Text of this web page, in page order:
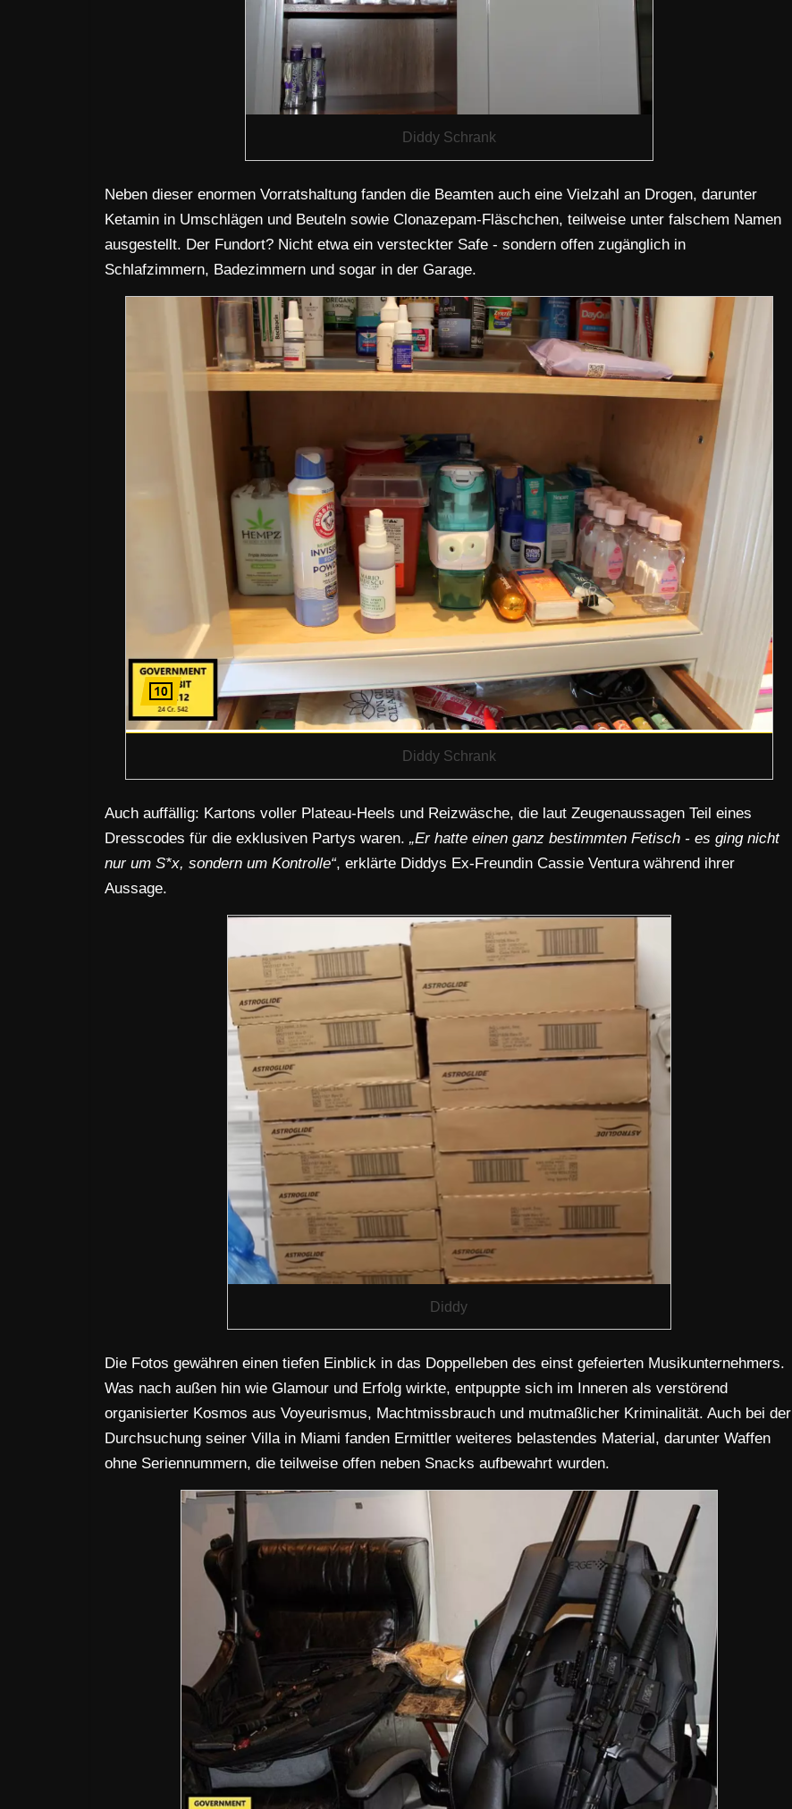
Diddy Schrank
Neben dieser enormen Vorratshaltung fanden die Beamten auch eine Vielzahl an Drogen, darunter
Ketamin in Umschlägen und Beuteln sowie Clonazepam-Fläschchen, teilweise unter falschem Namen
ausgestellt. Der Fundort? Nicht etwa ein versteckter Safe - sondern offen zugänglich in
Schlafzimmern, Badezimmern und sogar in der Garage.
Diddy Schrank
Auch auffällig: Kartons voller Plateau-Heels und Reizwäsche, die laut Zeugenaussagen Teil eines
Dresscodes für die exklusiven Partys waren. „Er hatte einen ganz bestimmten Fetisch - es ging nicht
nur um S*x, sondern um Kontrolle“, erklärte Diddys Ex-Freundin Cassie Ventura während ihrer
Aussage.
Diddy
Die Fotos gewähren einen tiefen Einblick in das Doppelleben des einst gefeierten Musikunternehmers.
Was nach außen hin wie Glamour und Erfolg wirkte, entpuppte sich im Inneren als verstörend
organisierter Kosmos aus Voyeurismus, Machtmissbrauch und mutmaßlicher Kriminalität. Auch bei der
Durchsuchung seiner Villa in Miami fanden Ermittler weiteres belastendes Material, darunter Waffen
ohne Seriennummern, die teilweise offen neben Snacks aufbewahrt wurden.